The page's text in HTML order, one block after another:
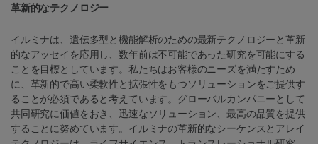
革新的なテクノロジー
イルミナは、遺伝多型と機能解析のための最新テクノロジーと革新
的なアッセイを応用し、数年前は不可能であった研究を可能にする
ことを目標としています。私たちはお客様のニーズを満たすため
に、革新的で高い柔軟性と拡張性をもつソリューションをご提供す
ることが必須であると考えています。グローバルカンパニーとして
共同研究に価値をおき、迅速なソリューション、最高の品質を提供
することに努めています。イルミナの革新的なシーケンスとアレイ